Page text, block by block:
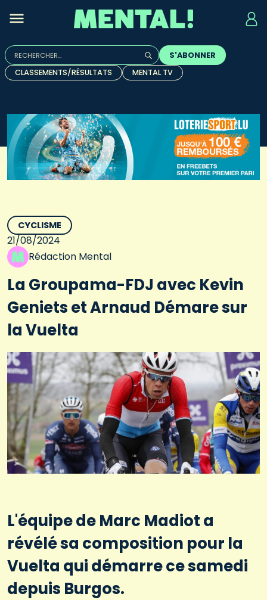
Rechercher :
Quand les résultats de l'auto-complétion sont
S'ABONNER
CLASSEMENTS/RÉSULTATS
MENTAL TV
CYCLISME
21/08/2024
Rédaction Mental
La Groupama-FDJ avec Kevin
Geniets et Arnaud Démare sur
la Vuelta
L'équipe de Marc Madiot a
révélé sa composition pour la
Vuelta qui démarre ce samedi
depuis Burgos.